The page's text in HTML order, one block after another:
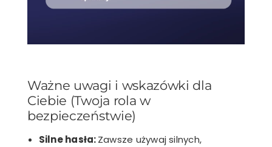
Ważne uwagi i wskazówki dla
Ciebie (Twoja rola w
bezpieczeństwie)
Silne hasła:Zawsze używaj silnych,